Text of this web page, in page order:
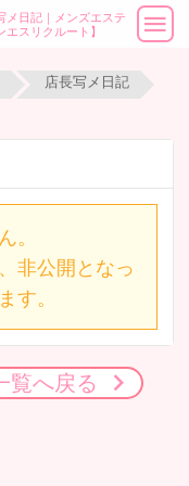
メ日記｜メンズエステ
スリクルート】
店長写メ日記
。
非公開となっ
す。
覧へ戻る